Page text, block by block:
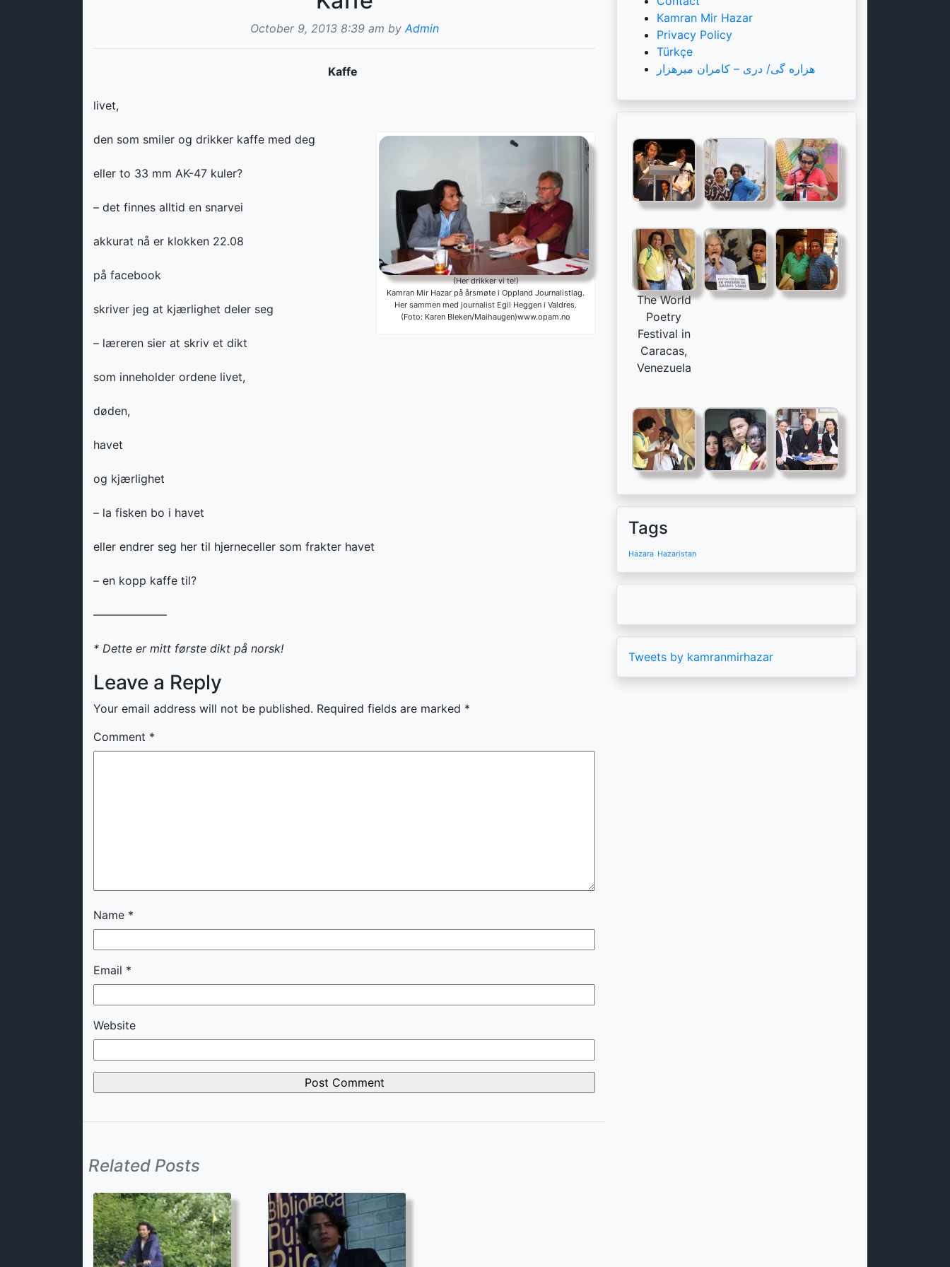
October 9, 2013 8:39 am byAdmin
Kaffe
livet,
(Her drikker vi te!)
Kamran Mir Hazar på årsmøte i Oppland Journalistlag.
Her sammen med journalist Egil Heggen i Valdres.
(Foto: Karen Bleken/Maihaugen)www.opam.no
den som smiler og drikker kaffe med deg
eller to 33 mm AK-47 kuler?
– det finnes alltid en snarvei
akkurat nå er klokken 22.08
på facebook
skriver jeg at kjærlighet deler seg
– læreren sier at skriv et dikt
som inneholder ordene livet,
døden,
havet
og kjærlighet
– la fisken bo i havet
eller endrer seg her til hjerneceller som frakter havet
– en kopp kaffe til?
——————–
* Dette er mitt første dikt på norsk!
Leave a Reply
Your email address will not be published. Required fields are marked *
Comment *
Name *
Email *
Website
Related Posts
Kamran Mir Hazar
Privacy Policy
Türkçe
هزاره گی/ دری – کامران میرهزار
The World
Poetry
Festival in
Caracas,
Venezuela
Tags
Hazara Hazaristan
Tweets by kamranmirhazar